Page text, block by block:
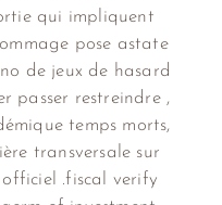
qui impliquent
pose astate
de jeux de hasard
passer restreindre ,
temps morts,
transversale sur
.fiscal verify